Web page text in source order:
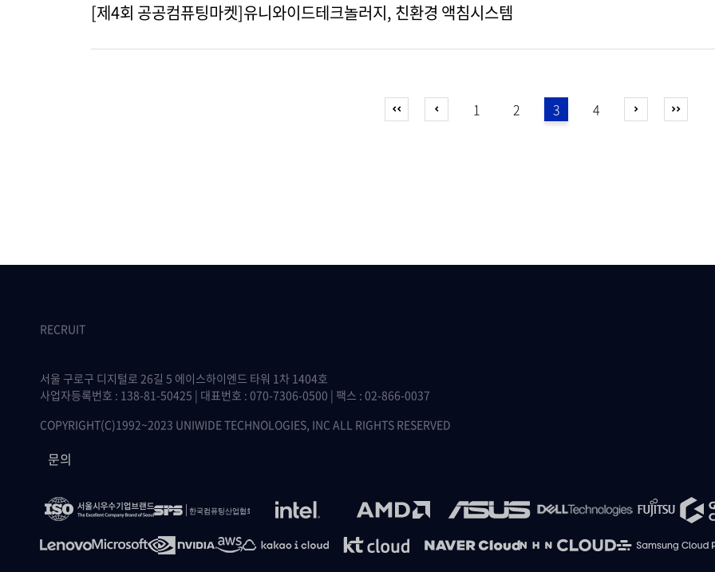
[제4회 공공컴퓨팅마켓]유니와이드테크놀러지, 친환경 액침시스템
1 2 3 4
RECRUIT
서울 구로구 디지털로 26길 5 에이스하이엔드 타워 1차 1404호
사업자등록번호 : 138-81-50425 | 대표번호 : 070-7306-0500 | 팩스 : 02-866-0037
COPYRIGHT(C)1992~2023 UNIWIDE TECHNOLOGIES, INC ALL RIGHTS RESERVED
문의